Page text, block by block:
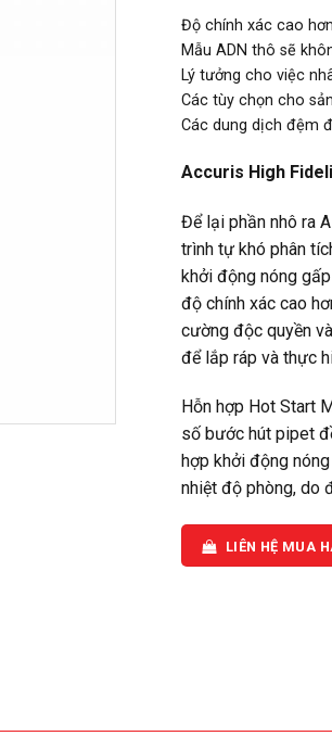
Độ chính xác cao
Mẫu ADN thô sẽ
Lý tưởng cho việc
Các tùy chọn cho
Các dung dịch đệm
Accuris High
Để lại phần nhô ra
trình tự khó phân
khởi động nóng
độ chính xác cao
cường độc quyền
để lắp ráp và thực
Hỗn hợp Hot Start
số bước hút pipet
hợp khởi động
nhiệt độ phòng, do
LIÊN HỆ MUA